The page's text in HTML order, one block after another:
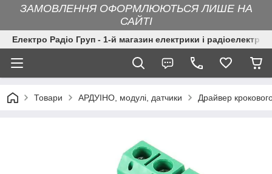
ЗАМОВЛЕННЯ ОФОРМЛЮЮТЬСЯ ЛИШЕ НА
САЙТІ
Електро Радіо Груп - 1-й магазин електрики і
Товари АРДУІНО, модулі, датчики Драйвер